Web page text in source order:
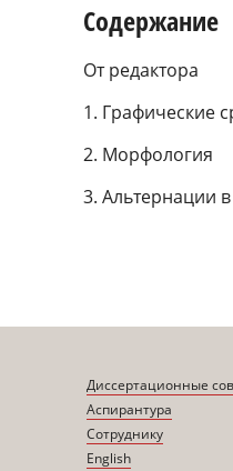
Содержание
От редактора
1. Графические
2. Морфология
3. Альтернации
Диссертационные
Аспирантура
Сотруднику
English